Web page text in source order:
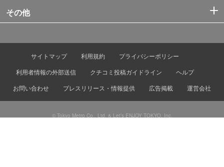
その他
サイトマップ 利用規約
プライバシーポリシー
利用者情報の外部送信
クチコミ投稿ガイドライン
ヘルプ
お問い合わせ
プレスリリース・情報提供 広告掲載 運営会社
© Tokyo Metro Co., Ltd. & Let’s ENJOY TOKYO, Inc.